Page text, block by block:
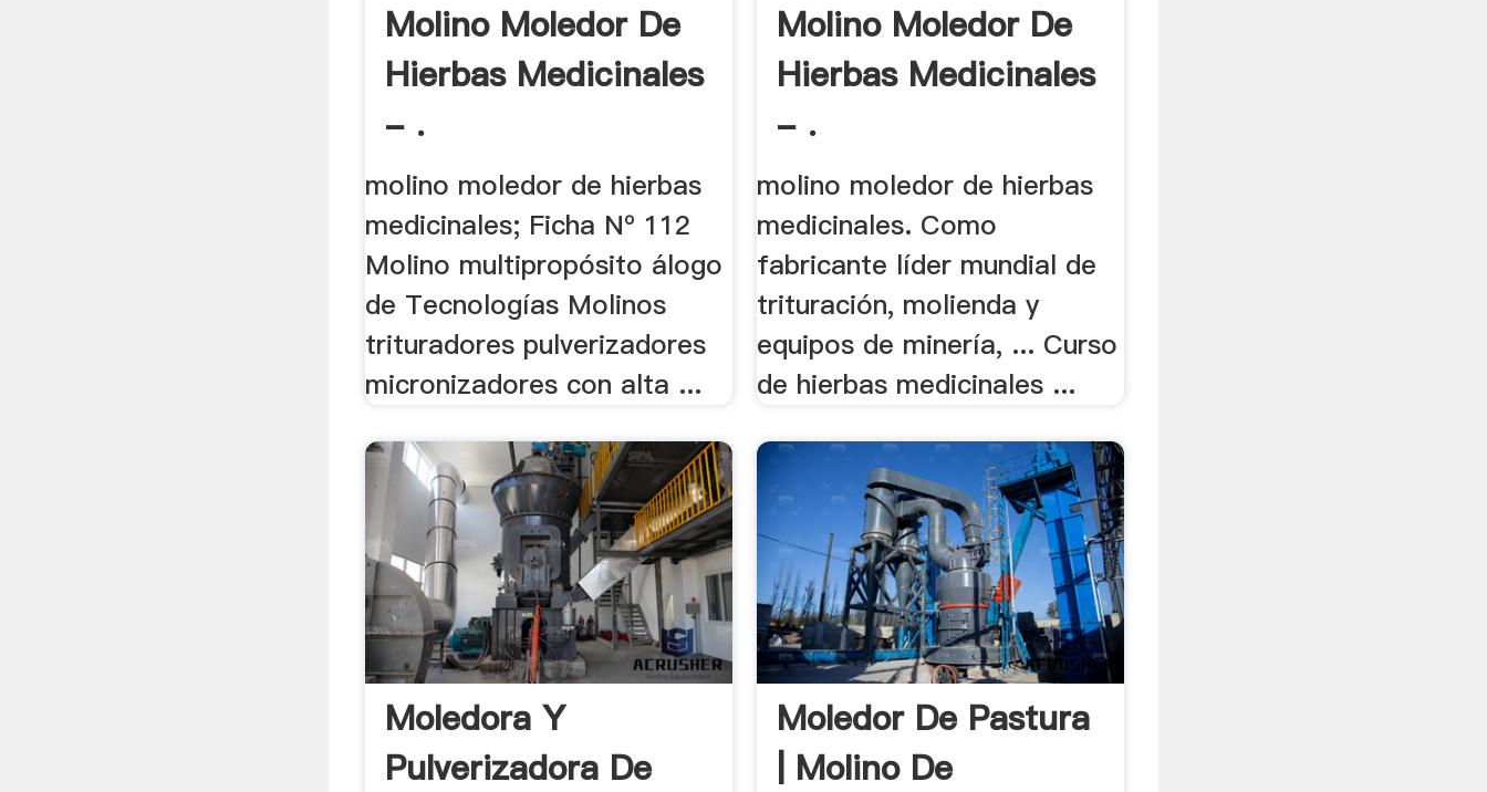
Molino Moledor De
Hierbas Medicinales
- .
molino moledor de hierbas
medicinales; Ficha Nº 112
Molino multipropósito álogo
de Tecnologías Molinos
trituradores pulverizadores
micronizadores con alta ...
Molino Moledor De
Hierbas Medicinales
- .
molino moledor de hierbas
medicinales. Como
fabricante líder mundial de
trituración, molienda y
equipos de minería, ... Curso
de hierbas medicinales ...
Moledora Y
Pulverizadora De
Moledor De Pastura
| Molino De